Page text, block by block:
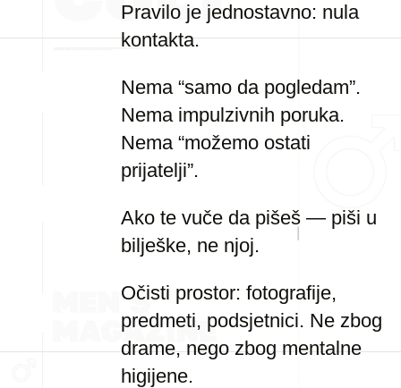
Pravilo je jednostavno: nula
kontakta.
Nema “samo da pogledam”.
Nema impulzivnih poruka.
Nema “možemo ostati
prijatelji”.
Ako te vuče da pišeš — piši u
bilješke, ne njoj.
Očisti prostor: fotografije,
predmeti, podsjetnici. Ne zbog
drame, nego zbog mentalne
higijene.